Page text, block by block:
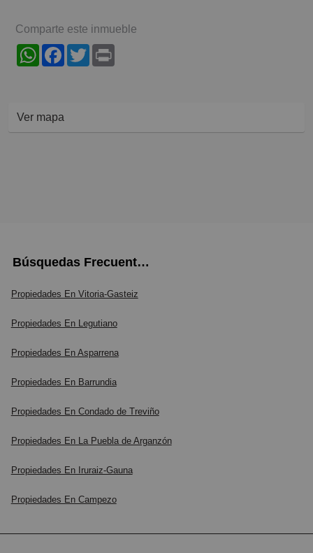
Comparte este inmueble
WhatsAppFacebook
Twitter
Ver mapa
Búsquedas Frecuentes
Propiedades En Vitoria-Gasteiz
Propiedades En Legutiano
Propiedades En Asparrena
Propiedades En Barrundia
Propiedades En Condado de Treviño
Propiedades En La Puebla de Arganzón
Propiedades En Iruraiz-Gauna
Propiedades En Campezo